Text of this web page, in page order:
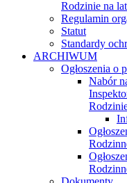
Rodzinie na
Regulamin
Statut
Standardy
ARCHIWUM
Ogłoszenia o
Nabór